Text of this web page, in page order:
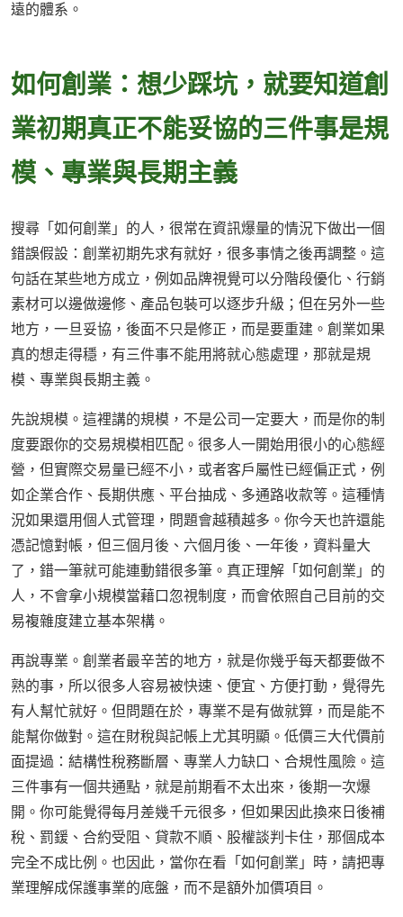
遠的體系。
如何創業：想少踩坑，就要知道創
業初期真正不能妥協的三件事是規
模、專業與長期主義
搜尋「如何創業」的人，很常在資訊爆量的情況下做出一個
錯誤假設：創業初期先求有就好，很多事情之後再調整。這
句話在某些地方成立，例如品牌視覺可以分階段優化、行銷
素材可以邊做邊修、產品包裝可以逐步升級；但在另外一些
地方，一旦妥協，後面不只是修正，而是要重建。創業如果
真的想走得穩，有三件事不能用將就心態處理，那就是規
模、專業與長期主義。
先說規模。這裡講的規模，不是公司一定要大，而是你的制
度要跟你的交易規模相匹配。很多人一開始用很小的心態經
營，但實際交易量已經不小，或者客戶屬性已經偏正式，例
如企業合作、長期供應、平台抽成、多通路收款等。這種情
況如果還用個人式管理，問題會越積越多。你今天也許還能
憑記憶對帳，但三個月後、六個月後、一年後，資料量大
了，錯一筆就可能連動錯很多筆。真正理解「如何創業」的
人，不會拿小規模當藉口忽視制度，而會依照自己目前的交
易複雜度建立基本架構。
再說專業。創業者最辛苦的地方，就是你幾乎每天都要做不
熟的事，所以很多人容易被快速、便宜、方便打動，覺得先
有人幫忙就好。但問題在於，專業不是有做就算，而是能不
能幫你做對。這在財稅與記帳上尤其明顯。低價三大代價前
面提過：結構性稅務斷層、專業人力缺口、合規性風險。這
三件事有一個共通點，就是前期看不太出來，後期一次爆
開。你可能覺得每月差幾千元很多，但如果因此換來日後補
稅、罰鍰、合約受阻、貸款不順、股權談判卡住，那個成本
完全不成比例。也因此，當你在看「如何創業」時，請把專
業理解成保護事業的底盤，而不是額外加價項目。